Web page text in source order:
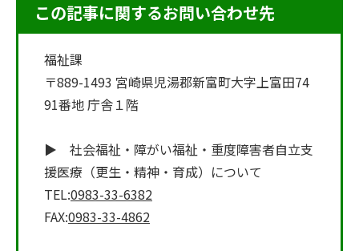
この記事に関するお問い合わせ先
福祉課
〒889-1493 宮崎県児湯郡新富町大字上富田74
91番地 庁舎１階
▶ 社会福祉・障がい福祉・重度障害者自立支
援医療（更生・精神・育成）について
TEL:0983-33-6382
FAX:0983-33-4862